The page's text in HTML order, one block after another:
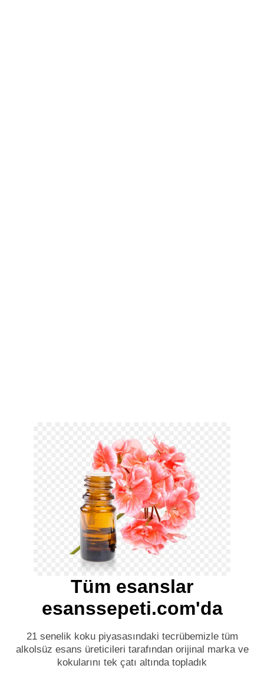
Tüm esanslar
esanssepeti.com'da
21 senelik koku piyasasındaki tecrübemizle tüm
alkolsüz esans üreticileri tarafından orijinal marka ve
kokularını tek çatı altında topladık